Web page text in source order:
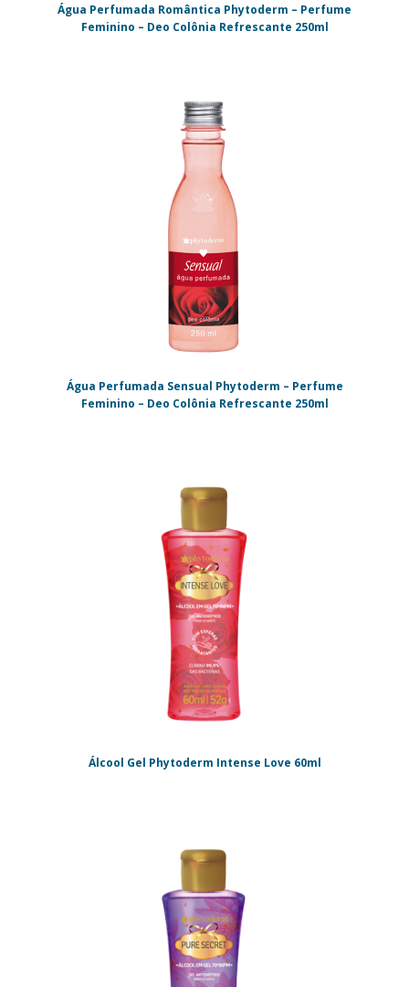
Água Perfumada Romântica Phytoderm – Perfume
Feminino – Deo Colônia Refrescante 250ml
Água Perfumada Sensual Phytoderm – Perfume
Feminino – Deo Colônia Refrescante 250ml
Álcool Gel Phytoderm Intense Love 60ml